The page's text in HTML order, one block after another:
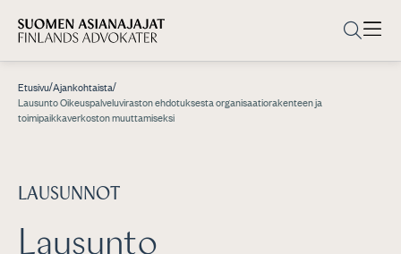
Etusivu/Ajankohtaista/
Lausunto Oikeuspalveluviraston ehdotuksesta organisaatiorakenteen ja
toimipaikkaverkoston muuttamiseksi
LAUSUNNOT
Lausunto